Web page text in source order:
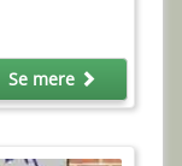
Se mere